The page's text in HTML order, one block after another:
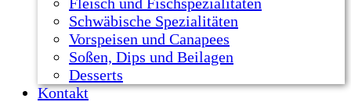
Schwäbische Spezialitäten
Vorspeisen und Canapees
Soßen, Dips und Beilagen
Desserts
Kontakt